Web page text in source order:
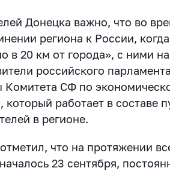
Донецка важно, что во
региона к России,
в 20 км от города», с ними
российского
Комитета СФ по
который работает в составе
в регионе.
что на протяжении
23 сентября,